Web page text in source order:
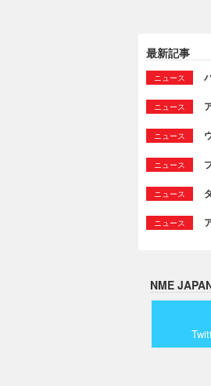
最新記事
ニュース
ニュース
ニュース
ニュース
ニュース
ニュース
NME